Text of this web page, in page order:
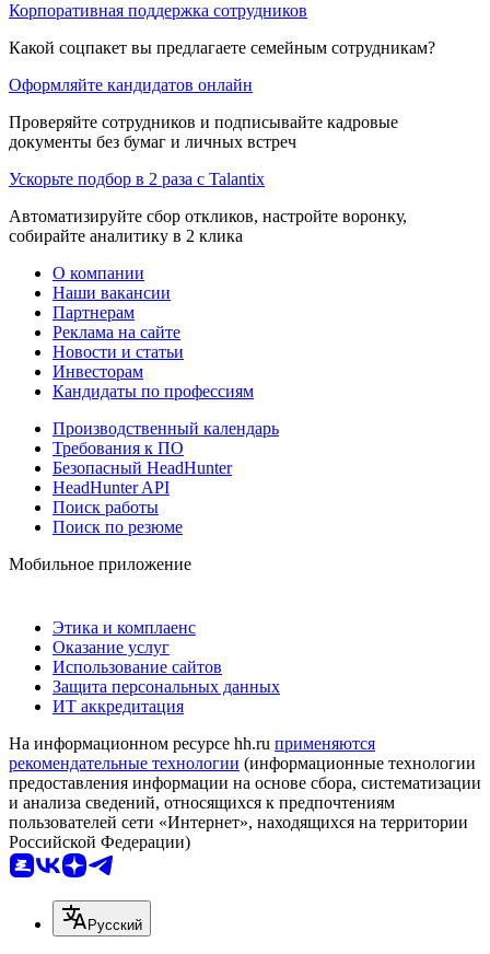
Корпоративная поддержка сотрудников
Какой соцпакет вы предлагаете семейным сотрудникам?
Оформляйте кандидатов онлайн
Проверяйте сотрудников и подписывайте кадровые
документы без бумаг и личных встреч
Ускорьте подбор в 2 раза с Talantix
Автоматизируйте сбор откликов, настройте воронку,
собирайте аналитику в 2 клика
О компании
Наши вакансии
Партнерам
Реклама на сайте
Новости и статьи
Инвесторам
Кандидаты по профессиям
Производственный календарь
Требования к ПО
Безопасный HeadHunter
HeadHunter API
Поиск работы
Поиск по резюме
Мобильное приложение
Этика и комплаенс
Оказание услуг
Использование сайтов
Защита персональных данных
ИТ аккредитация
На информационном ресурсе hh.ru применяются
рекомендательные технологии (информационные технологии
предоставления информации на основе сбора, систематизации
и анализа сведений, относящихся к предпочтениям
пользователей сети «Интернет», находящихся на территории
Российской Федерации)
Русский